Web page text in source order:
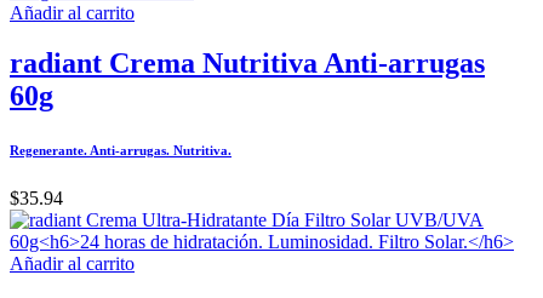
Añadir al carrito
radiant Crema Nutritiva Anti-arrugas
60g
Regenerante. Anti-arrugas. Nutritiva.
$35.94
Añadir al carrito